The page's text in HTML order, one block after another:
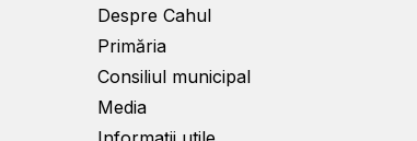
Despre Cahul
Primăria
Consiliul municipal
Media